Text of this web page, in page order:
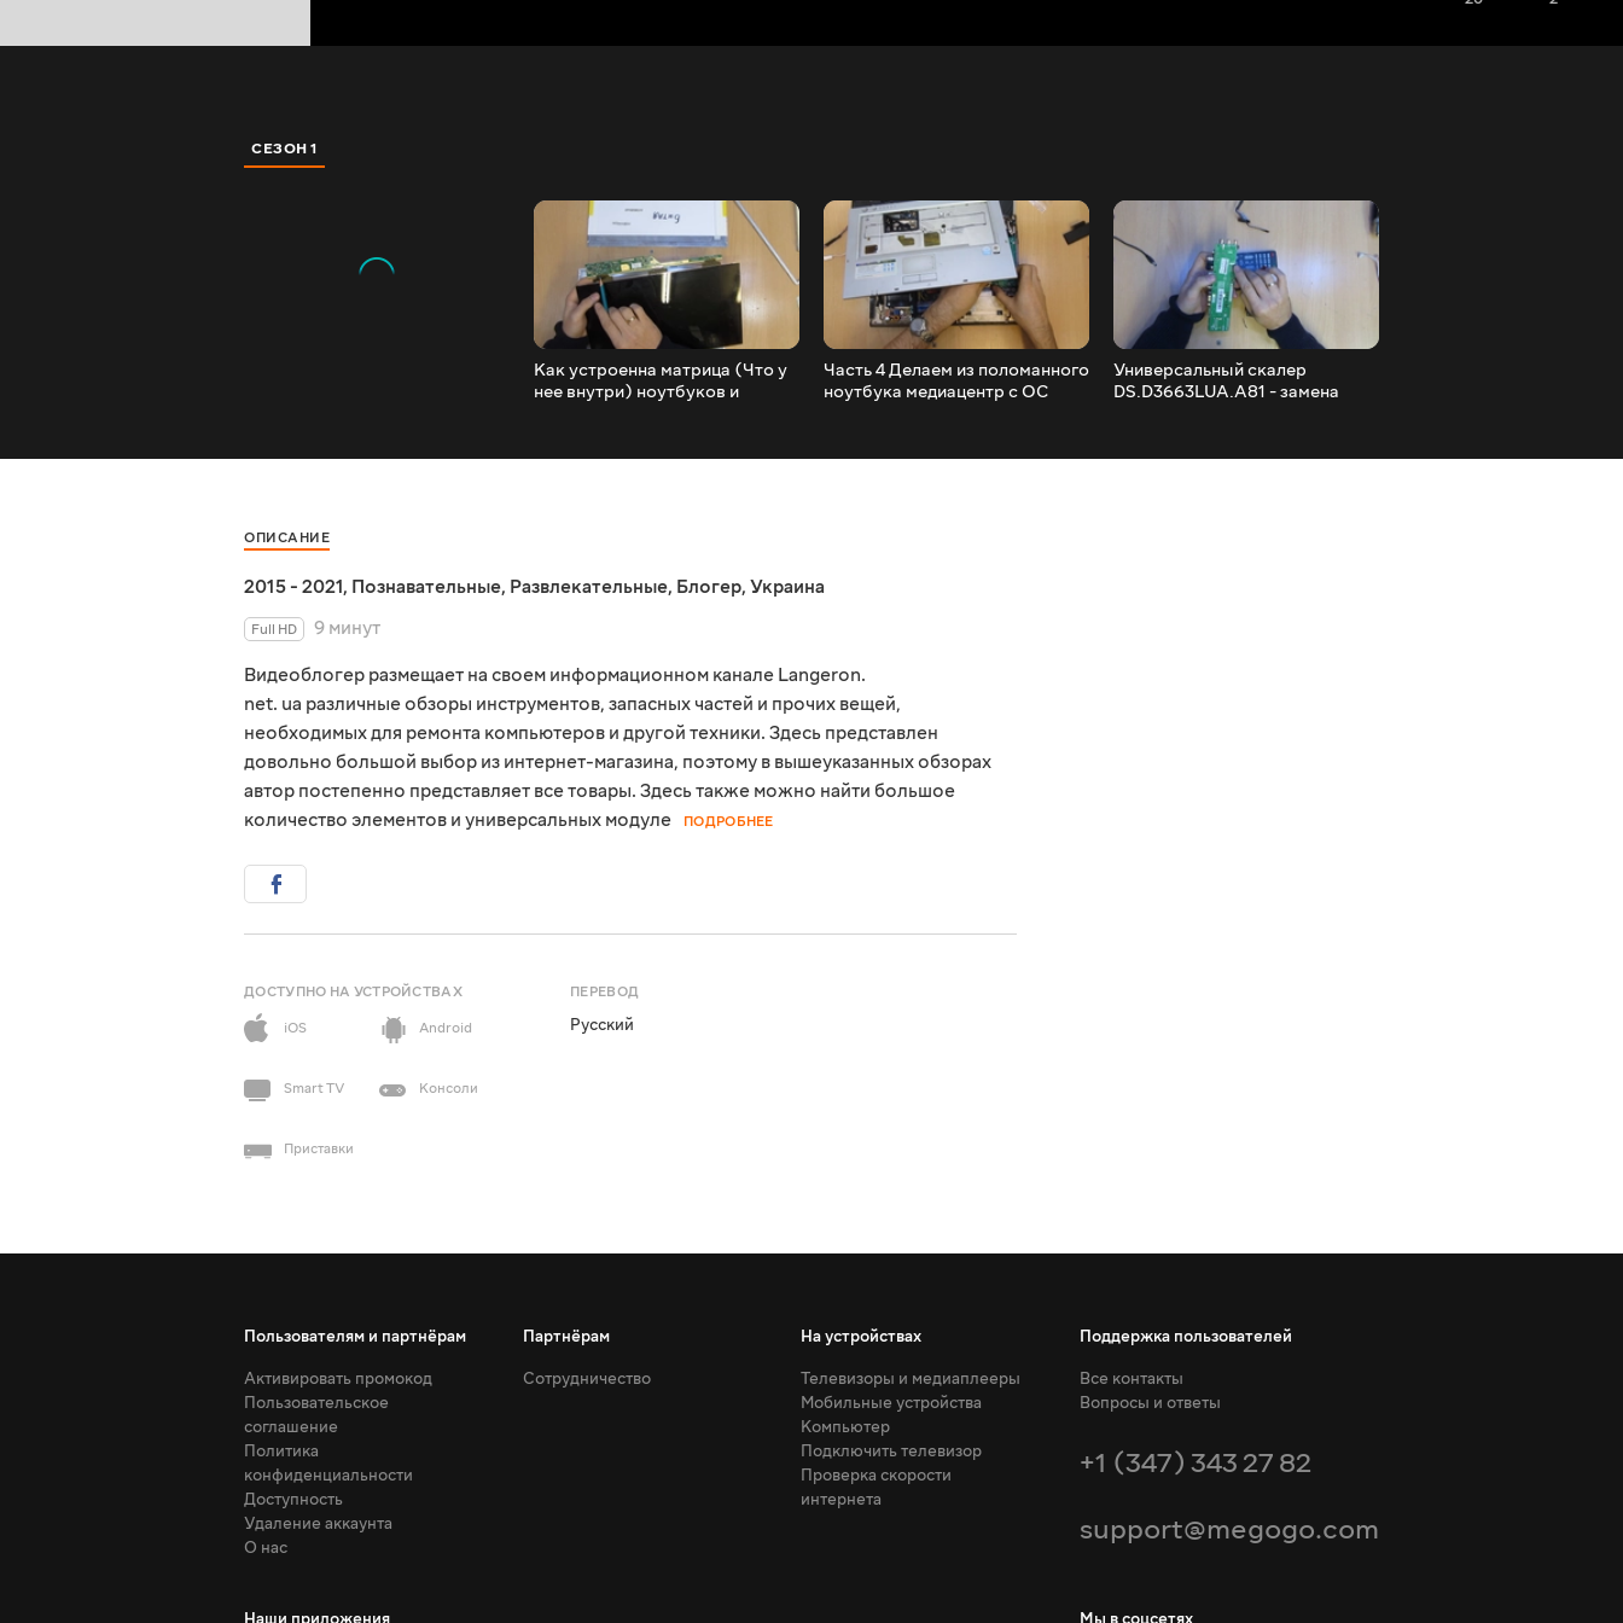
СЕЗОН 1
Как устроенна матрица (Что у
нее внутри) ноутбуков и
Часть 4 Делаем из поломанного
ноутбука медиацентр с ОС
Универсальный скалер
DS.D3663LUA.A81 - замена
ОПИСАНИЕ
2015 - 2021, Познавательные, Развлекательные, Блогер, Украина
Full HD
9 минут
Видеоблогер размещает на своем информационном канале Langeron.
net. ua различные обзоры инструментов, запасных частей и прочих вещей,
необходимых для ремонта компьютеров и другой техники. Здесь представлен
довольно большой выбор из интернет-магазина, поэтому в вышеуказанных обзорах
автор постепенно представляет все товары. Здесь также можно найти большое
количество элементов и универсальных модуле
ПОДРОБНЕЕ
ДОСТУПНО НА УСТРОЙСТВАХ
iOS
Android
Smart TV Консоли
Приставки
ПЕРЕВОД
Русский
Пользователям и партнёрам
Активировать промокод
Пользовательское
соглашение
Политика
конфиденциальности
Доступность
Удаление аккаунта
О нас
Партнёрам
Сотрудничество
На устройствах
Телевизоры и медиаплееры
Мобильные устройства
Компьютер
Подключить телевизор
Проверка скорости
интернета
Поддержка пользователей
Все контакты
Вопросы и ответы
+1 (347) 343 27 82
support@megogo.com